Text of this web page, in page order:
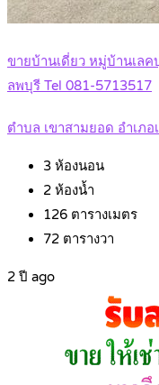
ขายบ้านเดี่ยว หมู่บ้านเลค
ลพบุรี Tel 081-5713517
ตำบล เขาสามยอด อำเภ
3 ห้องนอน
2 ห้องน้ำ
126 ตารางเมตร
72 ตารางวา
2 ปี ago